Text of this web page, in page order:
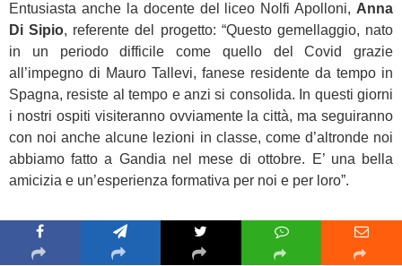
Entusiasta anche la docente del liceo Nolfi Apolloni, Anna
Di Sipio, referente del progetto: “Questo gemellaggio, nato
in un periodo difficile come quello del Covid grazie
all’impegno di Mauro Tallevi, fanese residente da tempo in
Spagna, resiste al tempo e anzi si consolida. In questi giorni
i nostri ospiti visiteranno ovviamente la città, ma seguiranno
con noi anche alcune lezioni in classe, come d’altronde noi
abbiamo fatto a Gandia nel mese di ottobre. E’ una bella
amicizia e un’esperienza formativa per noi e per loro”.